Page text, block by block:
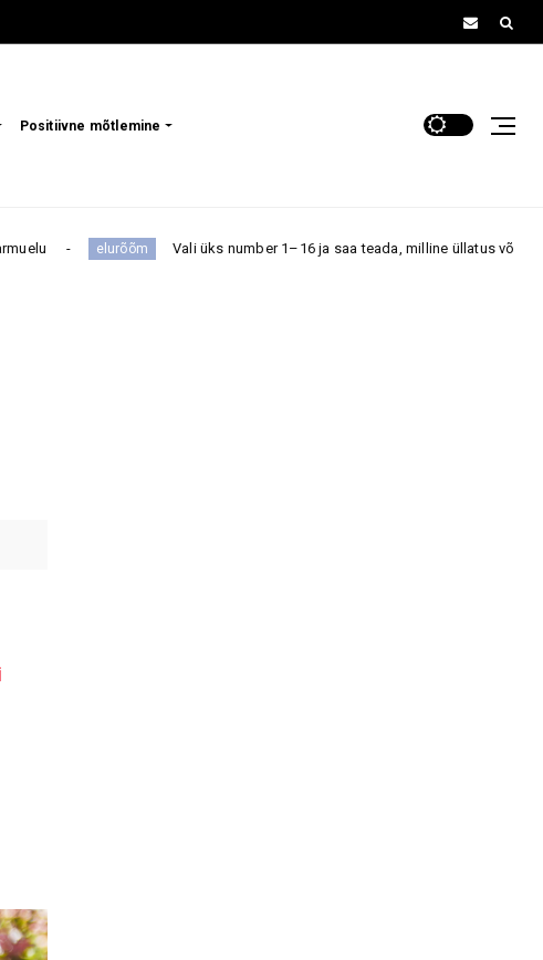
Positiivne mõtlemine
Vali üks number 1–16 ja saa teada, milline üllatus võib sind lähiajal oodata